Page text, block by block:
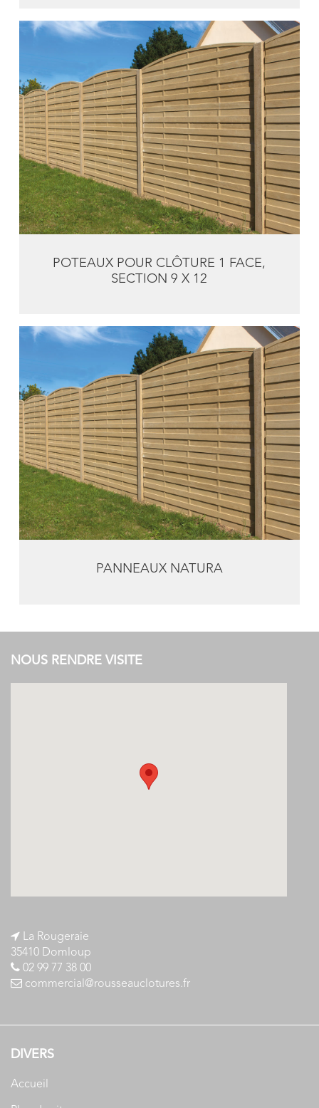
POTEAUX POUR CLÔTURE 1 FACE,
SECTION 9 X 12
PANNEAUX NATURA
NOUS RENDRE VISITE
La Rougeraie
35410 Domloup
02 99 77 38 00
commercial@rousseauclotures.fr
DIVERS
Accueil